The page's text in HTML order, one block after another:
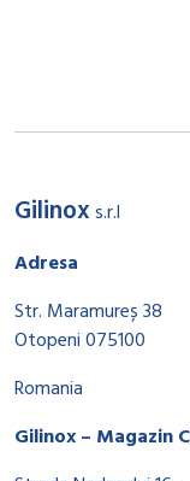
Gilinoxs.r.l
Adresa
Str. Maramureș 38
Otopeni 075100
Romania
Gilinox – Magazin